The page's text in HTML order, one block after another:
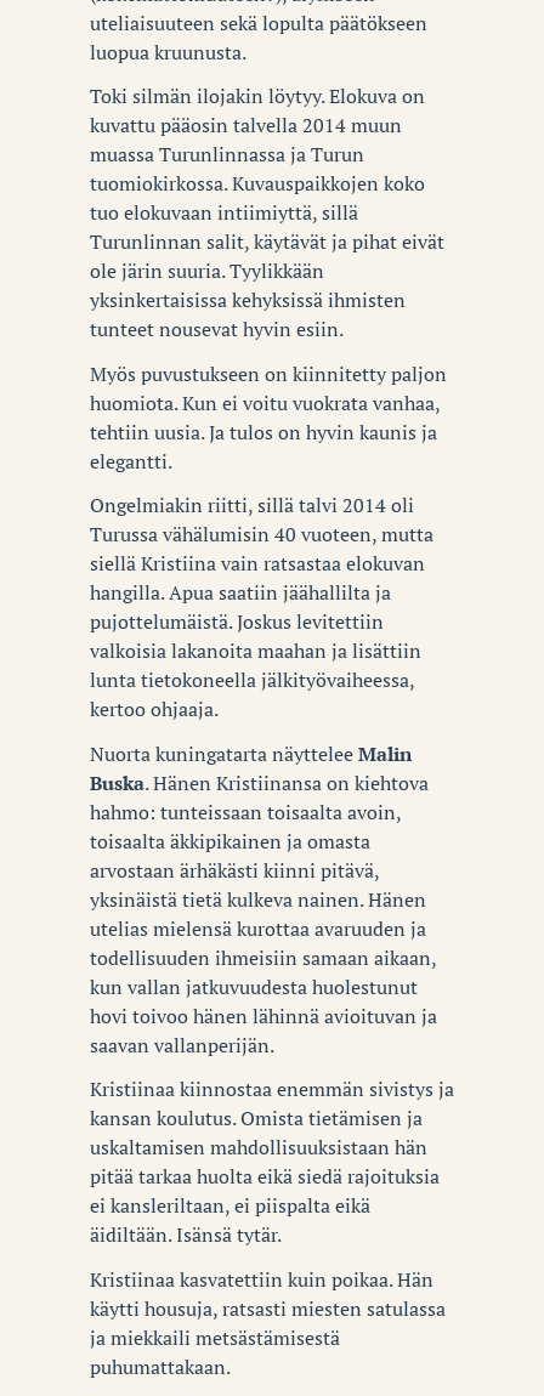
uteliaisuuteen sekä lopulta päätökseen
luopua kruunusta.
Toki silmän ilojakin löytyy. Elokuva on
kuvattu pääosin talvella 2014 muun
muassa Turunlinnassa ja Turun
tuomiokirkossa. Kuvauspaikkojen koko
tuo elokuvaan intiimiyttä, sillä
Turunlinnan salit, käytävät ja pihat eivät
ole järin suuria. Tyylikkään
yksinkertaisissa kehyksissä ihmisten
tunteet nousevat hyvin esiin.
Myös puvustukseen on kiinnitetty paljon
huomiota. Kun ei voitu vuokrata vanhaa,
tehtiin uusia. Ja tulos on hyvin kaunis ja
elegantti.
Ongelmiakin riitti, sillä talvi 2014 oli
Turussa vähälumisin 40 vuoteen, mutta
siellä Kristiina vain ratsastaa elokuvan
hangilla. Apua saatiin jäähallilta ja
pujottelumäistä. Joskus levitettiin
valkoisia lakanoita maahan ja lisättiin
lunta tietokoneella jälkityövaiheessa,
kertoo ohjaaja.
Nuorta kuningatarta näytteleeMalin
Buska. Hänen Kristiinansa on kiehtova
hahmo: tunteissaan toisaalta avoin,
toisaalta äkkipikainen ja omasta
arvostaan ärhäkästi kiinni pitävä,
yksinäistä tietä kulkeva nainen. Hänen
utelias mielensä kurottaa avaruuden ja
todellisuuden ihmeisiin samaan aikaan,
kun vallan jatkuvuudesta huolestunut
hovi toivoo hänen lähinnä avioituvan ja
saavan vallanperijän.
Kristiinaa kiinnostaa enemmän sivistys ja
kansan koulutus. Omista tietämisen ja
uskaltamisen mahdollisuuksistaan hän
pitää tarkaa huolta eikä siedä rajoituksia
ei kansleriltaan, ei piispalta eikä
äidiltään. Isänsä tytär.
Kristiinaa kasvatettiin kuin poikaa. Hän
käytti housuja, ratsasti miesten satulassa
ja miekkaili metsästämisestä
puhumattakaan.